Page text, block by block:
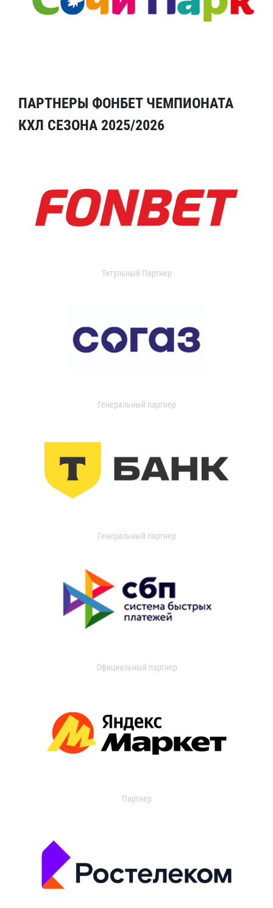
ПАРТНЕРЫ ФОНБЕТ ЧЕМПИОНАТА
КХЛ СЕЗОНА 2025/2026
Титульный Партнер
Генеральный партнер
Генеральный партнер
Официальный партнер
Партнер